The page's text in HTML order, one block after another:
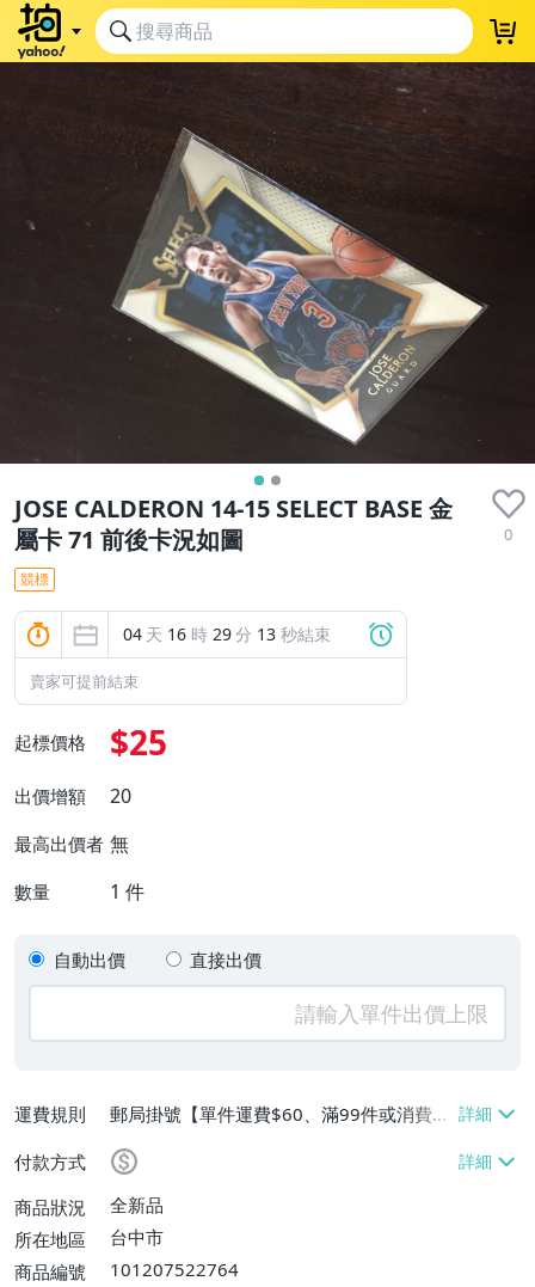
JOSE CALDERON 14-15 SELECT BASE 金
屬卡 71 前後卡況如圖
0
競標
04 天 16 時 29分 13 秒結束
賣家可提前結束
起標價格 $25
出價增額 20
最高出價者 無
數量 1 件
自動出價 直接出價
運費規則
郵局掛號【單件運費$60、滿99件或消費滿
$9999免運費】
付款方式
商品狀況
全新品
所在地區
台中市
商品編號
101207522764